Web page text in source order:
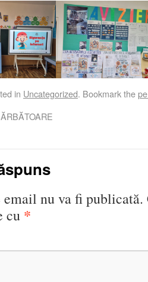
in Uncategorized. Bookmark the
email nu va fi publicată.
cu *